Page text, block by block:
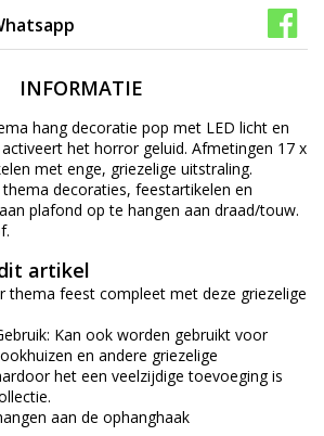
INFORMATIE
hang decoratie pop met LED licht en
het horror geluid. Afmetingen 17 x
met enge, griezelige uitstraling.
decoraties, feestartikelen en
plafond op te hangen aan draad/touw.
artikel
thema feest compleet met deze griezelige
Kan ook worden gebruikt voor
en andere griezelige
het een veelzijdige toevoeging is
aan de ophanghaak